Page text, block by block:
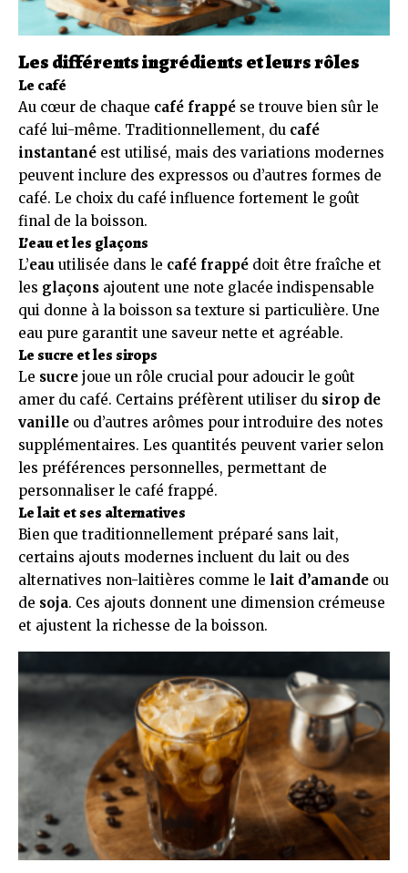
Les différents ingrédients et leurs rôles
Le café
Au cœur de chaque café frappé se trouve bien sûr le
café lui-même. Traditionnellement, du café
instantané est utilisé, mais des variations modernes
peuvent inclure des expressos ou d’autres formes de
café. Le choix du café influence fortement le goût
final de la boisson.
L’eau et les glaçons
L’eau utilisée dans le café frappé doit être fraîche et
les glaçons ajoutent une note glacée indispensable
qui donne à la boisson sa texture si particulière. Une
eau pure garantit une saveur nette et agréable.
Le sucre et les sirops
Le sucre joue un rôle crucial pour adoucir le goût
amer du café. Certains préfèrent utiliser du sirop de
vanille ou d’autres arômes pour introduire des notes
supplémentaires. Les quantités peuvent varier selon
les préférences personnelles, permettant de
personnaliser le café frappé.
Le lait et ses alternatives
Bien que traditionnellement préparé sans lait,
certains ajouts modernes incluent du lait ou des
alternatives non-laitières comme le lait d’amande ou
de soja. Ces ajouts donnent une dimension crémeuse
et ajustent la richesse de la boisson.